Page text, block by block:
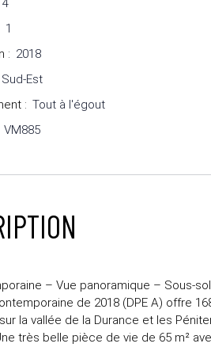
4
1
: 2018
Sud-Est
: Tout à l'égout
VM885
– Vue panoramique – Sous-
de 2018 (DPE A) offre
la vallée de la Durance et les
très belle pièce de vie de 65 m²